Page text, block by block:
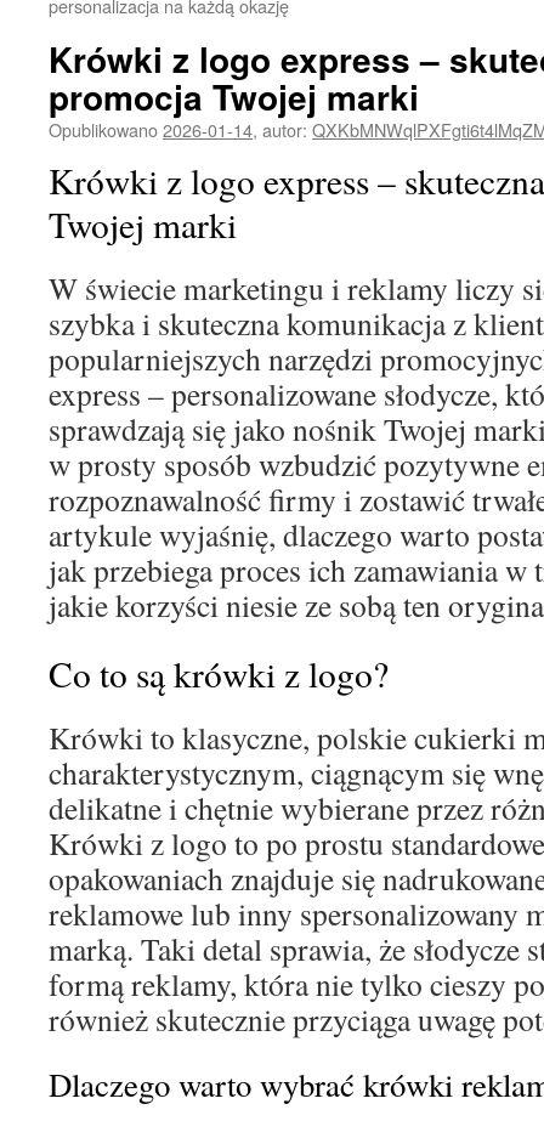
personalizacja na każdą okazję
Krówki z logo express –
promocja Twojej marki
Opublikowano2026-01-14, autor:
Krówki z logo express –
Twojej marki
W świecie marketingu i reklamy liczy
szybka i skuteczna komunikacja z
popularniejszych narzędzi
express – personalizowane słodycze,
sprawdzają się jako nośnik Twojej
w prosty sposób wzbudzić pozytywne
rozpoznawalność firmy i zostawić
artykule wyjaśnię, dlaczego warto
jak przebiega proces ich zamawiania w
jakie korzyści niesie ze sobą ten
Co to są krówki z logo?
Krówki to klasyczne, polskie cukierki
charakterystycznym, ciągnącym się
delikatne i chętnie wybierane przez
Krówki z logo to po prostu
opakowaniach znajduje się
reklamowe lub inny spersonalizowany
marką. Taki detal sprawia, że słodycze
formą reklamy, która nie tylko cieszy
również skutecznie przyciąga uwagę
Dlaczego warto wybrać krówki